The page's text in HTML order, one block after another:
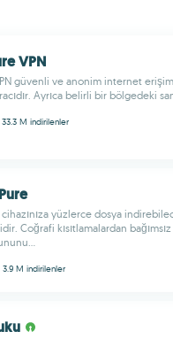
VPN
güvenli ve anonim internet
Ayrıca belirli bir bölgedeki
33.3 M indirilenler
cihazınıza yüzlerce dosya
Coğrafi kısıtlamalardan
3.9 M indirilenler